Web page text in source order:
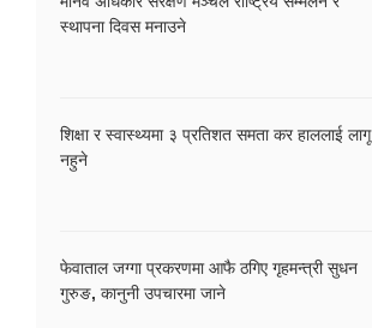
स्थापना दिवस मनाउने
शिक्षा र स्वास्थ्यमा ३ प्रतिशत समता कर हाललाई लागू
नहुने
फेवाताल जग्गा प्रकरणमा आफै ठगिए गृहमन्त्री सुधन
गुरुङ, कानुनी उपचारमा जाने